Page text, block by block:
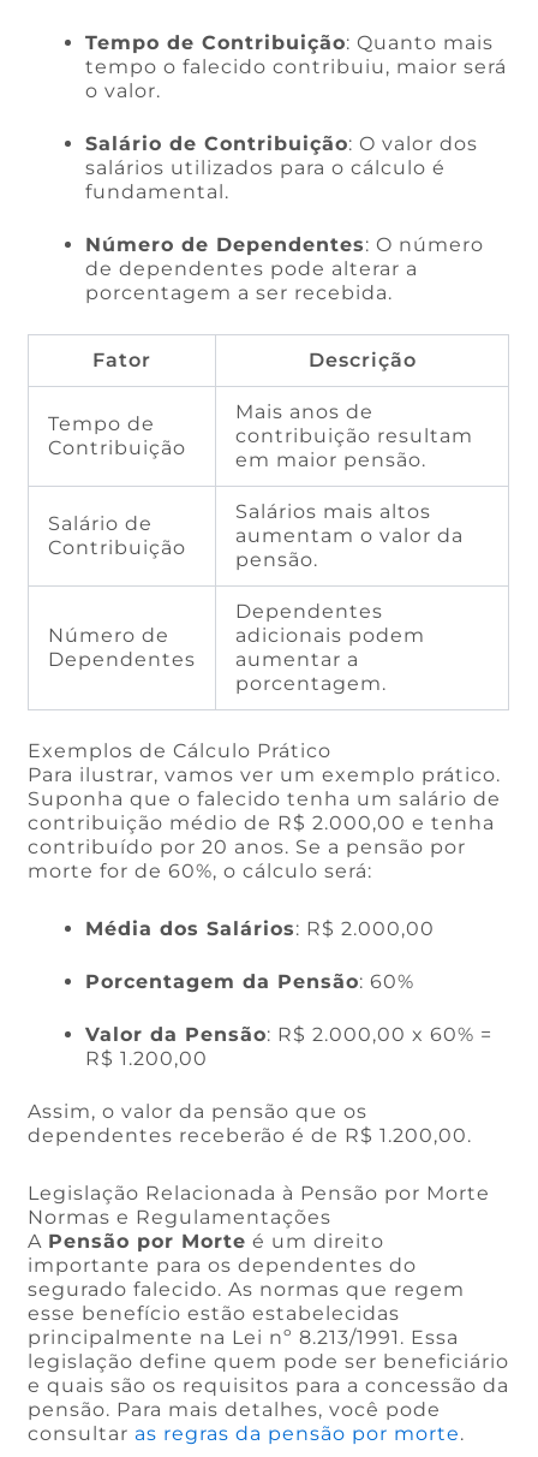
Tempo de Contribuição: Quanto mais
tempo o falecido contribuiu, maior será
o valor.
Salário de Contribuição: O valor dos
salários utilizados para o cálculo é
fundamental.
Número de Dependentes: O número
de dependentes pode alterar a
porcentagem a ser recebida.
Fator Descrição
Tempo de
Contribuição
Mais anos de
contribuição resultam
em maior pensão.
Salário de
Contribuição
Salários mais altos
aumentam o valor da
pensão.
Número de
Dependentes
Dependentes
adicionais podem
aumentar a
porcentagem.
Exemplos de Cálculo Prático
Para ilustrar, vamos ver um exemplo prático.
Suponha que o falecido tenha um salário de
contribuição médio de R$ 2.000,00 e tenha
contribuído por 20 anos. Se a pensão por
morte for de 60%, o cálculo será:
Média dos Salários: R$ 2.000,00
Porcentagem da Pensão: 60%
Valor da Pensão: R$ 2.000,00 x 60% =
R$ 1.200,00
Assim, o valor da pensão que os
dependentes receberão é de R$ 1.200,00.
Legislação Relacionada à Pensão por Morte
Normas e Regulamentações
A Pensão por Morte é um direito
importante para os dependentes do
segurado falecido. As normas que regem
esse benefício estão estabelecidas
principalmente na Lei nº 8.213/1991. Essa
legislação define quem pode ser beneficiário
e quais são os requisitos para a concessão da
pensão. Para mais detalhes, você pode
consultar as regras da pensão por morte.